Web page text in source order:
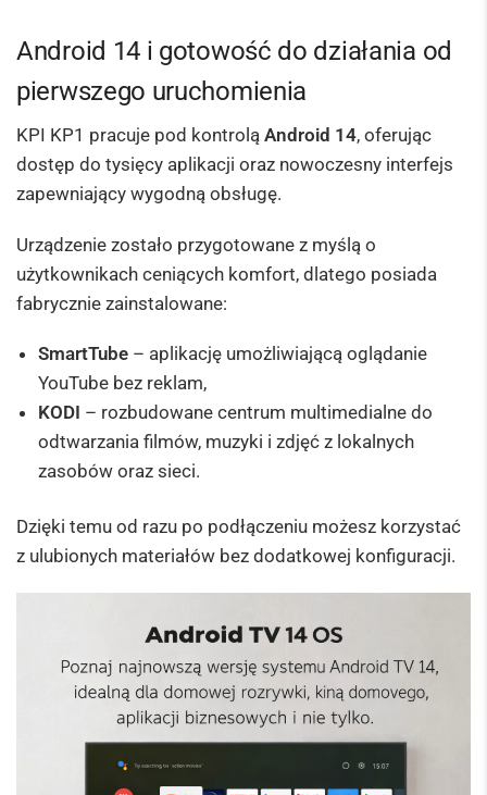
Android 14 i gotowość do działania od
pierwszego uruchomienia
KPI KP1 pracuje pod kontrolą Android 14, oferując
dostęp do tysięcy aplikacji oraz nowoczesny interfejs
zapewniający wygodną obsługę.
Urządzenie zostało przygotowane z myślą o
użytkownikach ceniących komfort, dlatego posiada
fabrycznie zainstalowane:
SmartTube – aplikację umożliwiającą oglądanie
YouTube bez reklam,
KODI – rozbudowane centrum multimedialne do
odtwarzania filmów, muzyki i zdjęć z lokalnych
zasobów oraz sieci.
Dzięki temu od razu po podłączeniu możesz korzystać
z ulubionych materiałów bez dodatkowej konfiguracji.